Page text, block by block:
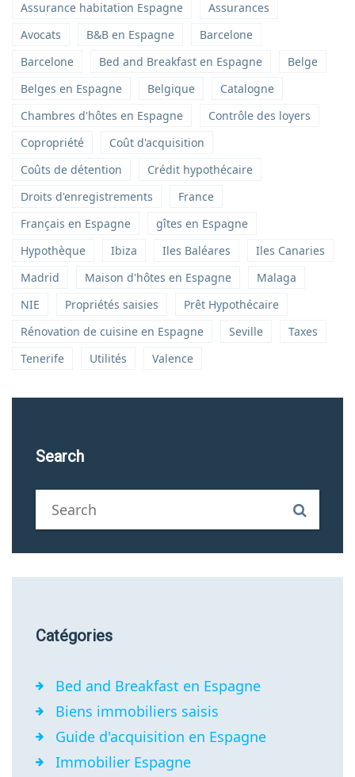
Assurance habitation Espagne
Assurances
Avocats
B&B en Espagne
Barcelone
Barcelone
Bed and Breakfast en Espagne
Belge
Belges en Espagne
Belgique
Catalogne
Chambres d'hôtes en Espagne
Contrôle des loyers
Copropriété
Coût d'acquisition
Coûts de détention
Crédit hypothécaire
Droits d'enregistrements
France
Français en Espagne
gîtes en Espagne
Hypothèque
Ibiza Iles Baléares
Iles Canaries
Madrid
Maison d'hôtes en Espagne
Malaga
NIE
Propriétés saisies
Prêt Hypothécaire
Rénovation de cuisine en Espagne
Seville
Taxes
Tenerife
Utilités Valence
Search
Catégories
Bed and Breakfast en Espagne
Biens immobiliers saisis
Guide d'acquisition en Espagne
Immobilier Espagne